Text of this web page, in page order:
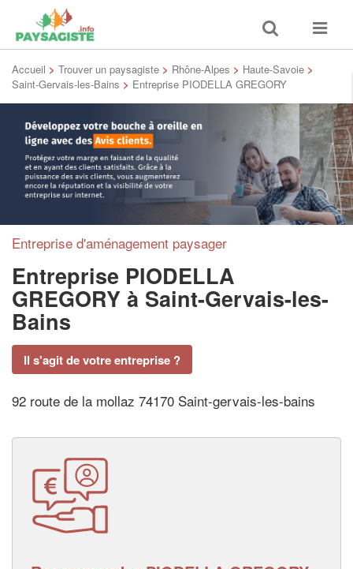
Toggle
search
Toggle
Accueil > Trouver un paysagiste > Rhône-Alpes > Haute-Savoie >
Saint-Gervais-les-Bains > Entreprise PIODELLA GREGORY
Entreprise d'aménagement paysager
Entreprise PIODELLA
GREGORY à Saint-Gervais-les-
Bains
Il s'agit de votre entreprise ?
92 route de la mollaz 74170 Saint-gervais-les-bains